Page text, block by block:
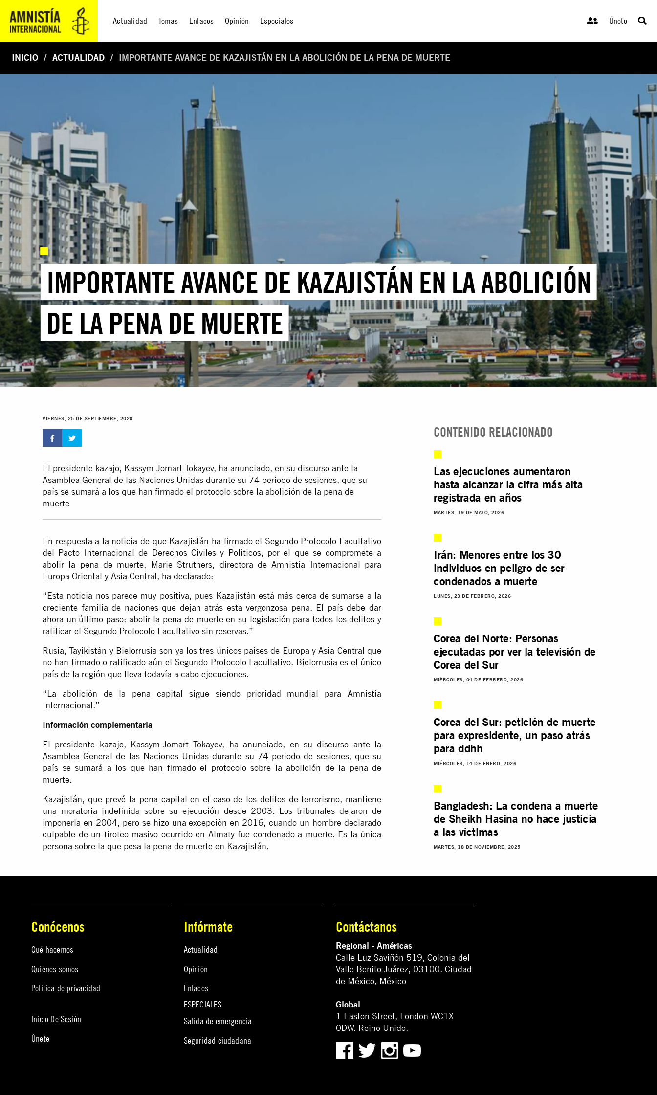
Actualidad Temas Enlaces Opinión Especiales Únete
INICIO ACTUALIDAD IMPORTANTE AVANCE DE KAZAJISTÁN EN LA ABOLICIÓN DE LA PENA DE MUERTE
IMPORTANTE AVANCE DE KAZAJISTÁN EN LA ABOLICIÓN
DE LA PENA DE MUERTE
VIERNES, 25 DE SEPTIEMBRE, 2020
El presidente kazajo, Kassym-Jomart Tokayev, ha anunciado, en su discurso ante la
Asamblea General de las Naciones Unidas durante su 74 periodo de sesiones, que su
país se sumará a los que han firmado el protocolo sobre la abolición de la pena de
muerte
En respuesta a la noticia de que Kazajistán ha firmado el Segundo Protocolo Facultativo
del Pacto Internacional de Derechos Civiles y Políticos, por el que se compromete a
abolir la pena de muerte, Marie Struthers, directora de Amnistía Internacional para
Europa Oriental y Asia Central, ha declarado:
“Esta noticia nos parece muy positiva, pues Kazajistán está más cerca de sumarse a la
creciente familia de naciones que dejan atrás esta vergonzosa pena. El país debe dar
ahora un último paso: abolir la pena de muerte en su legislación para todos los delitos y
ratificar el Segundo Protocolo Facultativo sin reservas.”
Rusia, Tayikistán y Bielorrusia son ya los tres únicos países de Europa y Asia Central que
no han firmado o ratificado aún el Segundo Protocolo Facultativo. Bielorrusia es el único
país de la región que lleva todavía a cabo ejecuciones.
“La abolición de la pena capital sigue siendo prioridad mundial para Amnistía
Internacional.”
Información complementaria
El presidente kazajo, Kassym-Jomart Tokayev, ha anunciado, en su discurso ante la
Asamblea General de las Naciones Unidas durante su 74 periodo de sesiones, que su
país se sumará a los que han firmado el protocolo sobre la abolición de la pena de
muerte.
Kazajistán, que prevé la pena capital en el caso de los delitos de terrorismo, mantiene
una moratoria indefinida sobre su ejecución desde 2003. Los tribunales dejaron de
imponerla en 2004, pero se hizo una excepción en 2016, cuando un hombre declarado
culpable de un tiroteo masivo ocurrido en Almaty fue condenado a muerte. Es la única
persona sobre la que pesa la pena de muerte en Kazajistán.
CONTENIDO RELACIONADO
Las ejecuciones aumentaron
hasta alcanzar la cifra más alta
registrada en años
MARTES, 19 DE MAYO, 2026
Irán: Menores entre los 30
individuos en peligro de ser
condenados a muerte
LUNES, 23 DE FEBRERO, 2026
Corea del Norte: Personas
ejecutadas por ver la televisión de
Corea del Sur
MIÉRCOLES, 04 DE FEBRERO, 2026
Corea del Sur: petición de muerte
para expresidente, un paso atrás
para ddhh
MIÉRCOLES, 14 DE ENERO, 2026
Bangladesh: La condena a muerte
de Sheikh Hasina no hace justicia
a las víctimas
MARTES, 18 DE NOVIEMBRE, 2025
Conócenos
Qué hacemos
Quiénes somos
Política de privacidad
Inicio De Sesión
Únete
Infórmate
Actualidad
Opinión
Enlaces
ESPECIALES
Salida de emergencia
Seguridad ciudadana
Contáctanos
Regional - Américas
Calle Luz Saviñón 519, Colonia del
Valle Benito Juárez, 03100. Ciudad
de México, México
Global
1 Easton Street, London WC1X
0DW. Reino Unido.